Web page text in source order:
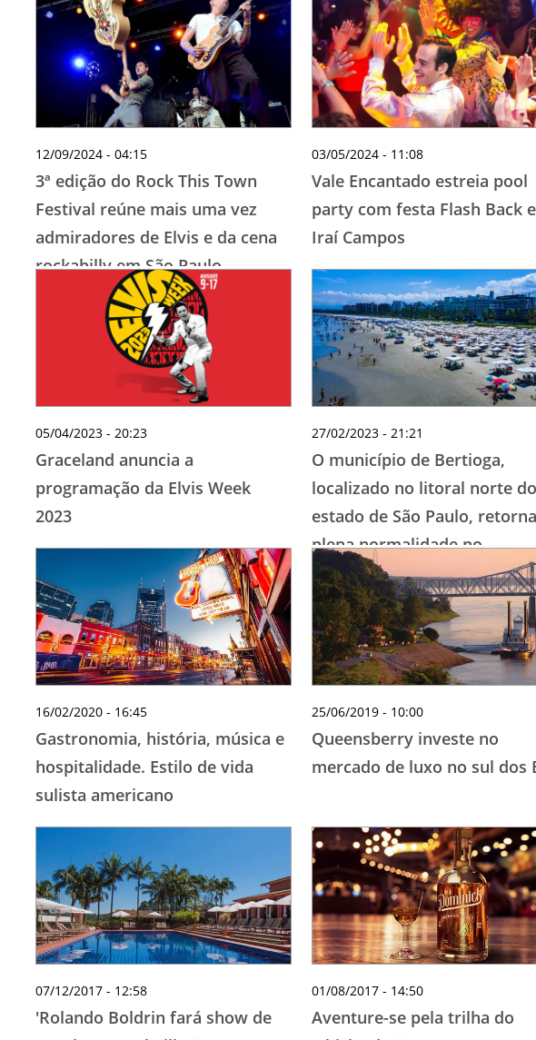
12/09/2024 - 04:15
3ª edição do Rock This Town
Festival reúne mais uma vez
admiradores de Elvis e da cena
rockabilly em São Paulo
03/05/2024 - 11:08
Vale Encantado estreia pool
party com festa Flash Back e
Iraí Campos
05/04/2023 - 20:23
Graceland anuncia a
programação da Elvis Week
2023
27/02/2023 - 21:21
O município de Bertioga,
localizado no litoral norte do
estado de São Paulo,
plena normalidade no
atendimento aos turistas.
16/02/2020 - 16:45
Gastronomia, história, música e
hospitalidade. Estilo de vida
sulista americano
25/06/2019 - 10:00
Queensberry investe no
mercado de luxo no sul dos
07/12/2017 - 12:58
'Rolando Boldrin fará show de
01/08/2017 - 14:50
Aventure-se pela trilha do